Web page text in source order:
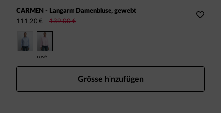
CARMEN - Langarm Damenbluse, gewebt
111,20 €
139,00 €
rosé
Grösse hinzufügen